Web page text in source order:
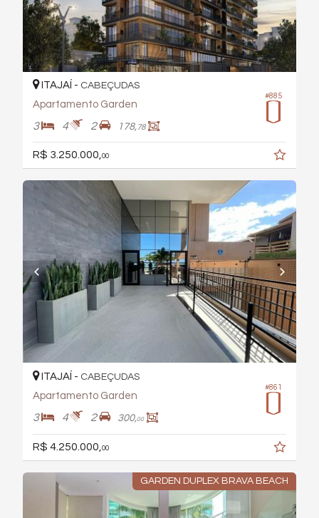
#885
ITAJAÍ - CABEÇUDAS
Apartamento Garden
3 4 2 178,78
R$ 3.250.000,00
#861
ITAJAÍ - CABEÇUDAS
Apartamento Garden
3 4 2 300,00
R$ 4.250.000, 00
GARDEN DUPLEX BRAVA BEACH